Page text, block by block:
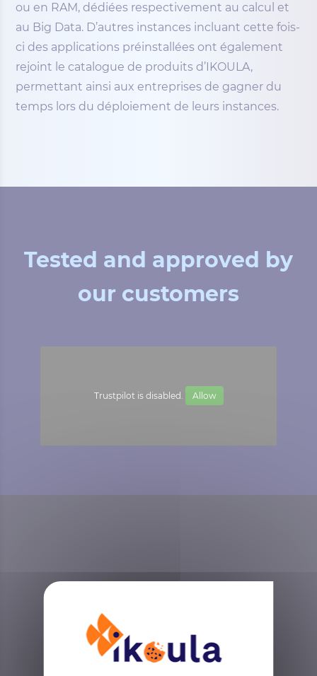
ou en RAM, dédiées respectivement au calcul et
au Big Data. D’autres instances incluant cette fois-
ci des applications préinstallées ont également
rejoint le catalogue de produits d’IKOULA,
permettant ainsi aux entreprises de gagner du
temps lors du déploiement de leurs instances.
Tested and approved by
our customers
Trustpilot is disabled. Allow
Ikoula's technology